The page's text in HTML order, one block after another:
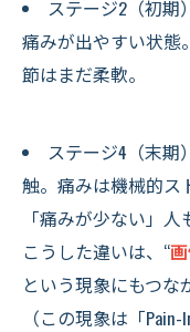
ステージ2（初期
痛みが出やすい状態
節はまだ柔軟。
ステージ4（末期
触。痛みは機械的ス
「痛みが少ない」人
こうした違いは、“
という現象にもつな
（この現象は「